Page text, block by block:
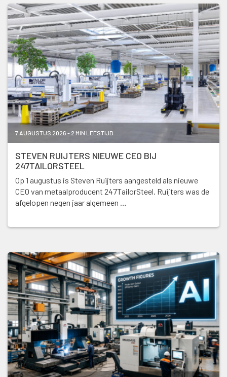
7 AUGUSTUS 2026 - 2 MIN LEESTIJD
STEVEN RUIJTERS NIEUWE CEO BIJ
247TAILORSTEEL
Op 1 augustus is Steven Ruijters aangesteld als nieuwe
CEO van metaalproducent 247TailorSteel. Ruijters was de
afgelopen negen jaar algemeen …